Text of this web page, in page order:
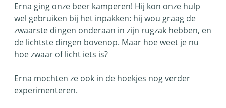
Erna ging onze beer kamperen! Hij kon onze hulp
wel gebruiken bij het inpakken: hij wou graag de
zwaarste dingen onderaan in zijn rugzak hebben, en
de lichtste dingen bovenop. Maar hoe weet je nu
hoe zwaar of licht iets is?
Erna mochten ze ook in de hoekjes nog verder
experimenteren.